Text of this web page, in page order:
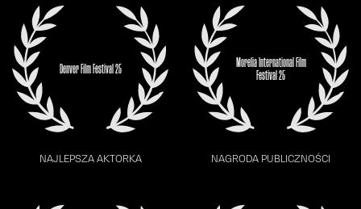
Denver Film Festival 25
NAJLEPSZA AKTORKA
Morelia International Film
Festival 25
NAGRODA PUBLICZNOŚCI